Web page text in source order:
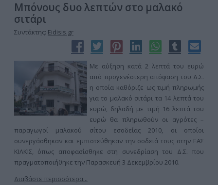
Μπόνους δυο λεπτών στο μαλακό
σιτάρι
Συντάκτης: Eidisis.gr
Με αύξηση κατά 2 λεπτά του ευρώ
από προγενέστερη απόφαση του Δ.Σ.
η οποία καθόριζε ως τιμή πληρωμής
για το μαλακό σιτάρι τα 14 λεπτά του
ευρώ, δηλαδή με τιμή 16 λεπτά του
ευρώ θα πληρωθούν οι αγρότες –
παραγωγοί μαλακού σίτου εσοδείας 2010, οι οποίοι
συνεργάσθηκαν και εμπιστεύθηκαν την σοδειά τους στην ΕΑΣ
ΚΙΛΚΙΣ, όπως αποφασίσθηκε στη συνεδρίαση του Δ.Σ. που
πραγματοποιήθηκε την Παρασκευή 3 Δεκεμβρίου 2010.
Διαβάστε περισσότερα...